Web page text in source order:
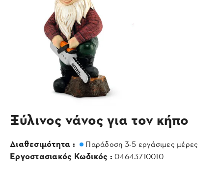
Ξύλινος νάνος για τον κήπο
Διαθεσιμότητα : Παράδοση 3-5 εργάσιμες μέρες
Εργοστασιακός Κωδικός : 04643710010